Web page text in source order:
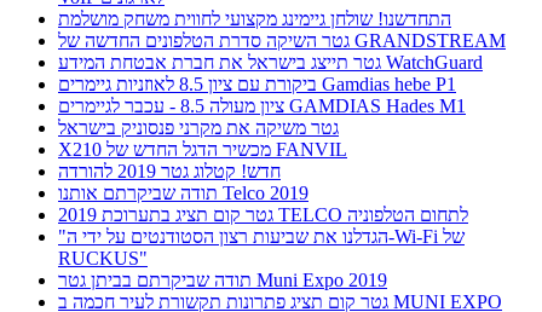
התחדשנו! שולחן גיימינג מקצועי לחווית משחק מושלמת
גטר השיקה סדרת הטלפונים החדשה של GRANDSTREAM
גטר תייצג בישראל את חברת אבטחת המידע WatchGuard
ביקורת עם ציון 8.5 לאוזניות גיימרים Gamdias hebe P1
ציון מעולה 8.5 - עכבר לגיימרים GAMDIAS Hades M1
גטר משיקה את מקרני פנסוניק בישראל
X210 מכשיר הדגל החדש של FANVIL
חדש! קטלוג גטר 2019 להורדה
תודה שביקרתם אותנו Telco 2019
גטר קום תציג בתערוכת 2019 TELCO לתחום הטלפוניה
"הגדלנו את שביעות רצון הסטודנטים על ידי ה-Wi-Fi של
RUCKUS"
תודה שביקרתם בביתן גטר Muni Expo 2019
גטר קום תציג פתרונות תקשורת לעיר חכמה ב MUNI EXPO